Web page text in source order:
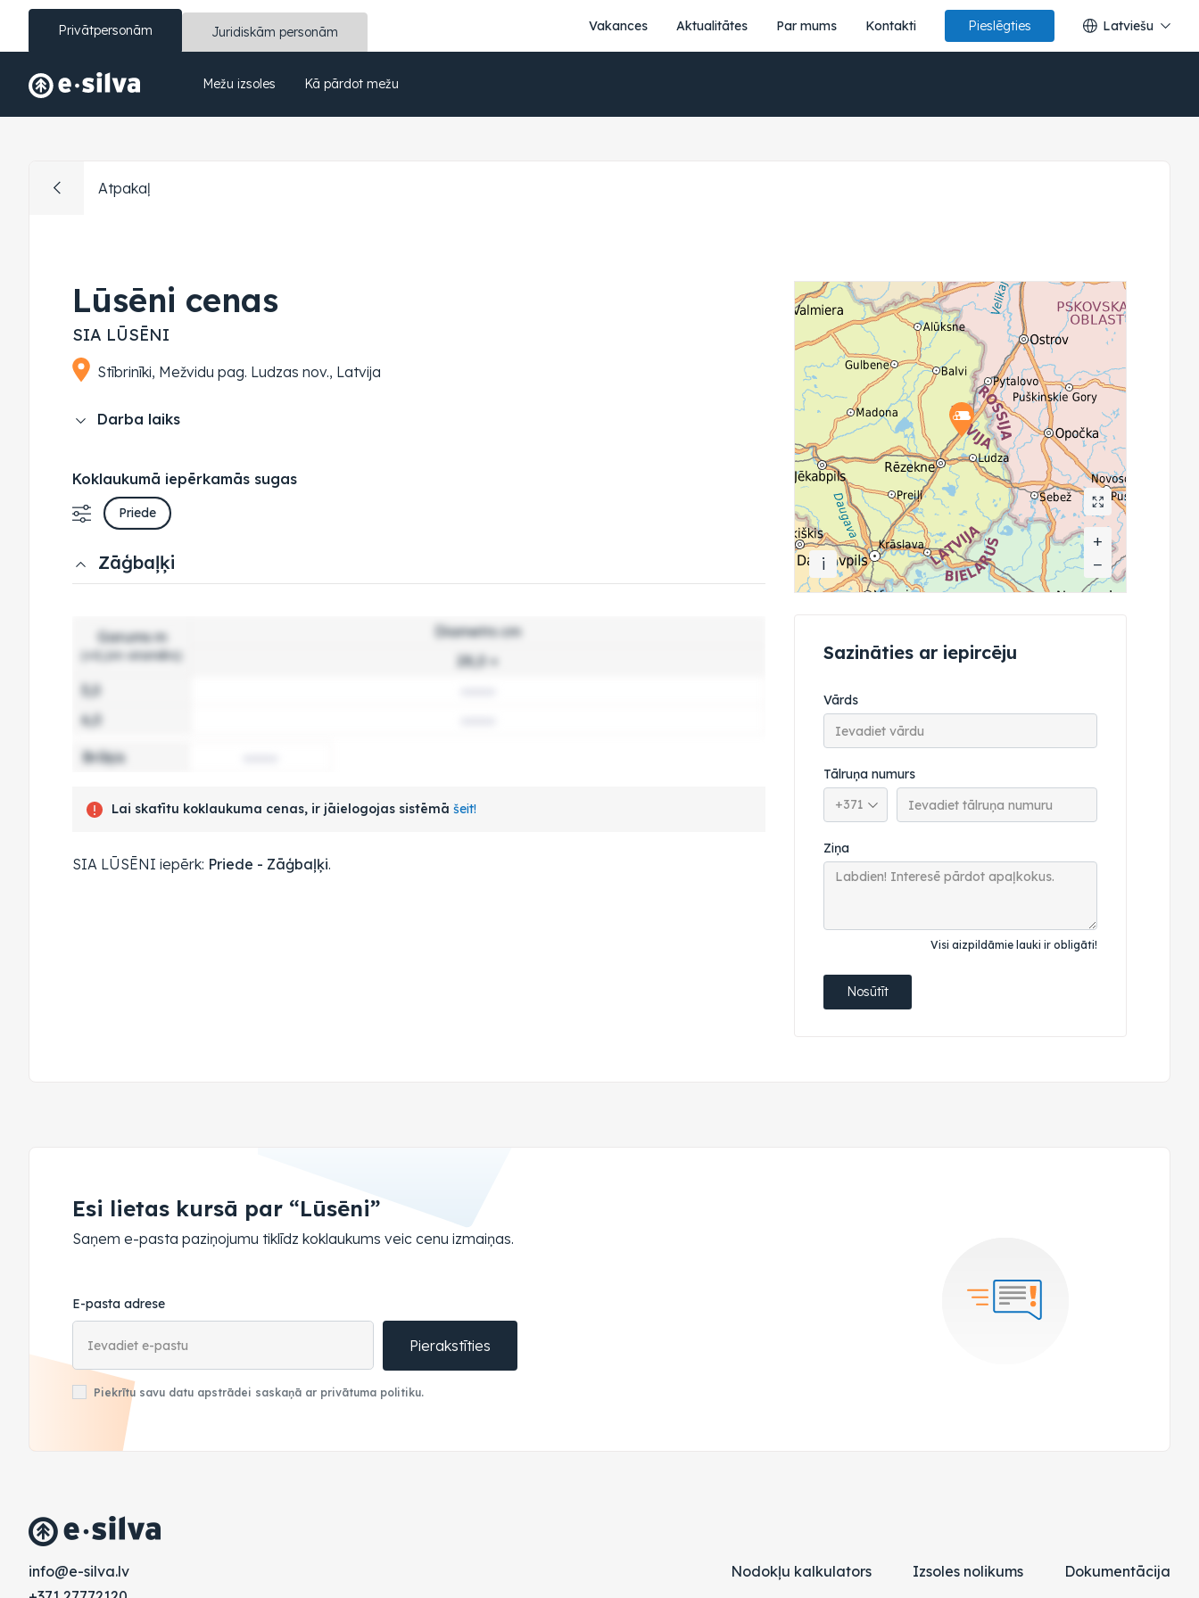
Privātpersonām Juridiskām personām Vakances Aktualitātes Par mums Kontakti Pieslēgties Latviešu
Mežu izsoles Kā pārdot mežu
Atpakaļ
Lūsēni cenas
SIA LŪSĒNI
Stībrinīki, Mežvidu pag. Ludzas nov., Latvija
Darba laiks
Koklaukumā iepērkamās sugas
Priede
Zāģbaļķi
Garums m
(+0,1m virsmērs)
Diametrs cm
28,0 +
3,0
6,0
Brāķis
Lai skatītu koklaukuma cenas, ir jāielogojas sistēmā šeit!
SIA LŪSĒNI iepērk: Priede - Zāģbaļķi.
+
−
i
+
−
Sazināties ar iepircēju
Vārds
Tālruņa numurs
Tālruņa valsts kods
Ziņa
Visi aizpildāmie lauki ir obligāti!
Nosūtīt
Esi lietas kursā par “Lūsēni”
Saņem e-pasta paziņojumu tiklīdz koklaukums veic cenu izmaiņas.
E-pasta adrese
Pierakstīties
Piekrītu savu datu apstrādei saskaņā ar privātuma politiku.
vl.avlis-e@ofni
Nodokļu kalkulators Izsoles nolikums Dokumentācija